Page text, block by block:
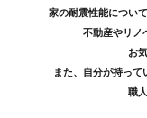
災
家の耐震性能につい
不動産やリノ
お
また、自分が持っ
職